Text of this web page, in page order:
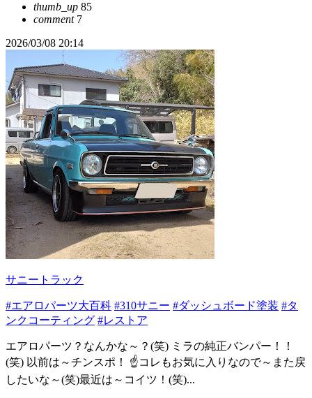
thumb_up 85
comment7
2026/03/08 20:14
サニートラック
#エアロパーツ大百科 #310サニー #ダッシュボード塗装 #タ
ンクコーティング #レストア
エアロパーツ？なんかな～？(笑) ミラの純正バンパー！！
(笑) 以前は～チンスポ！ ☝コレもお気に入りなので～また戻
したいな～(笑)最近は～コイツ！(笑)...